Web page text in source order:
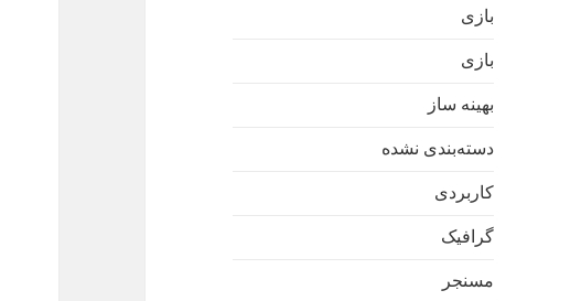
بازی
بازی
بهینه ساز
دسته‌بندی نشده
کاربردی
گرافیک
مسنجر